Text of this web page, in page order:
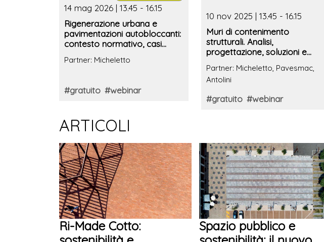
14 mag 2026 | 13.45 - 16.15
Rigenerazione urbana e
pavimentazioni autobloccanti:
contesto normativo, casi
innovazione
Partner: Micheletto
#gratuito #webinar
10 nov 2025 | 13.45 - 16.15
Muri di contenimento
strutturali. Analisi,
progettazione, soluzioni e
Partner: Micheletto, Pavesmac,
Antolini
#gratuito #webinar
ARTICOLI
Ri-Made Cotto:
Spazio pubblico e